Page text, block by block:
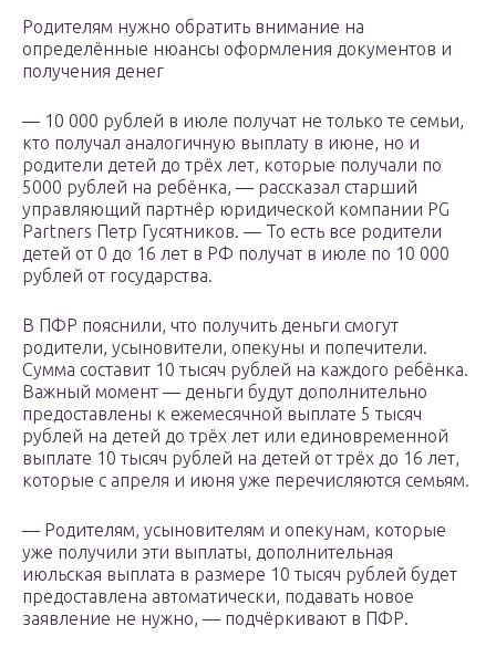
Родителям нужно обратить внимание на
определённые нюансы оформления документов и
получения денег
— 10 000 рублей в июле получат не только те семьи,
кто получал аналогичную выплату в июне, но и
родители детей до трёх лет, которые получали по
5000 рублей на ребёнка, — рассказал старший
управляющий партнёр юридической компании PG
Partners Петр Гусятников. — То есть все родители
детей от 0 до 16 лет в РФ получат в июле по 10 000
рублей от государства.
В ПФР пояснили, что получить деньги смогут
родители, усыновители, опекуны и попечители.
Сумма составит 10 тысяч рублей на каждого ребёнка.
Важный момент — деньги будут дополнительно
предоставлены к ежемесячной выплате 5 тысяч
рублей на детей до трёх лет или единовременной
выплате 10 тысяч рублей на детей от трёх до 16 лет,
которые с апреля и июня уже перечисляются семьям.
— Родителям, усыновителям и опекунам, которые
уже получили эти выплаты, дополнительная
июльская выплата в размере 10 тысяч рублей будет
предоставлена автоматически, подавать новое
заявление не нужно, — подчёркивают в ПФР.